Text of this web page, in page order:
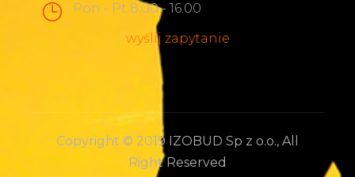
Pon - Pt 8.00 - 16.00
wyślij zapytanie
Copyright © 2019 IZOBUD Sp z o.o., All
Right Reserved